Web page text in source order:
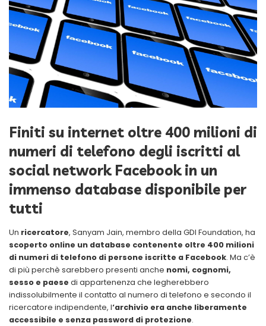
Finiti su internet oltre 400 milioni di
numeri di telefono degli iscritti al
social network Facebook in un
immenso database disponibile per
tutti
Un ricercatore, Sanyam Jain, membro della GDI Foundation, ha
scoperto online un database contenente oltre 400 milioni
di numeri di telefono di persone iscritte a Facebook. Ma c’è
di più perchè sarebbero presenti anche nomi, cognomi,
sesso e paese di appartenenza che legherebbero
indissolubilmente il contatto al numero di telefono e secondo il
ricercatore indipendente, l‘archivio era anche liberamente
accessibile e senza password di protezione.